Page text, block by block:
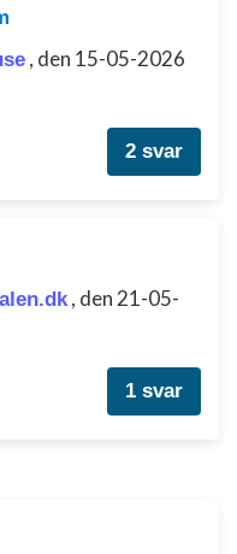
, den 15-05-2026
2 svar
, den 21-05-
1 svar